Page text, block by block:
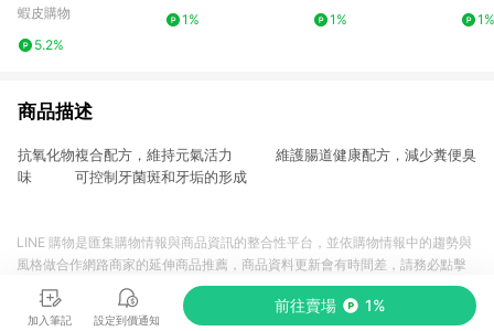
外出籠 拉桿車寵物推車
寵物推車寵物
蝦皮購物
5.2%
1%
1%
犬1%
商品描述
抗氧化物複合配方，維持元氣活力 維護腸道健康配方，減少糞便臭
味 可控制牙菌斑和牙垢的形成
加入筆記 設定到價通知
前往賣場 1%
LINE 購物是匯集購物情報與商品資訊的整合性平台，並依購物情報中的趨勢與
風格做合作網路商家的延伸商品推薦，商品資料更新會有時間差，請務必點擊
商品至各合作網路商家，確認現售價與購物條件，一切資訊以合作廠商網頁為
準。